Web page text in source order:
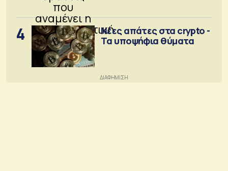
4
Νέες απάτες στα crypto -
Τα υποψήφια θύματα